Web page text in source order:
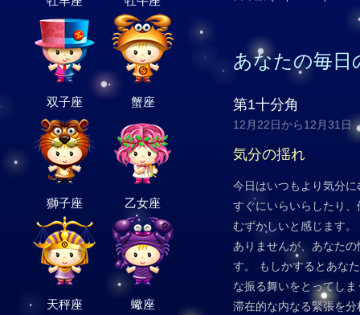
双子座 蟹座
獅子座 乙女座
天秤座 蠍座
あなたの毎日
第1十分角
12月22日から12月31日
気分の揺れ
今日はいつもより気分
すぐにいらいらしたり
むずかしいと感じます
ありませんが、あなた
す。 もしかするとあな
な振る舞いをとってし
滞在的な内なる緊張を